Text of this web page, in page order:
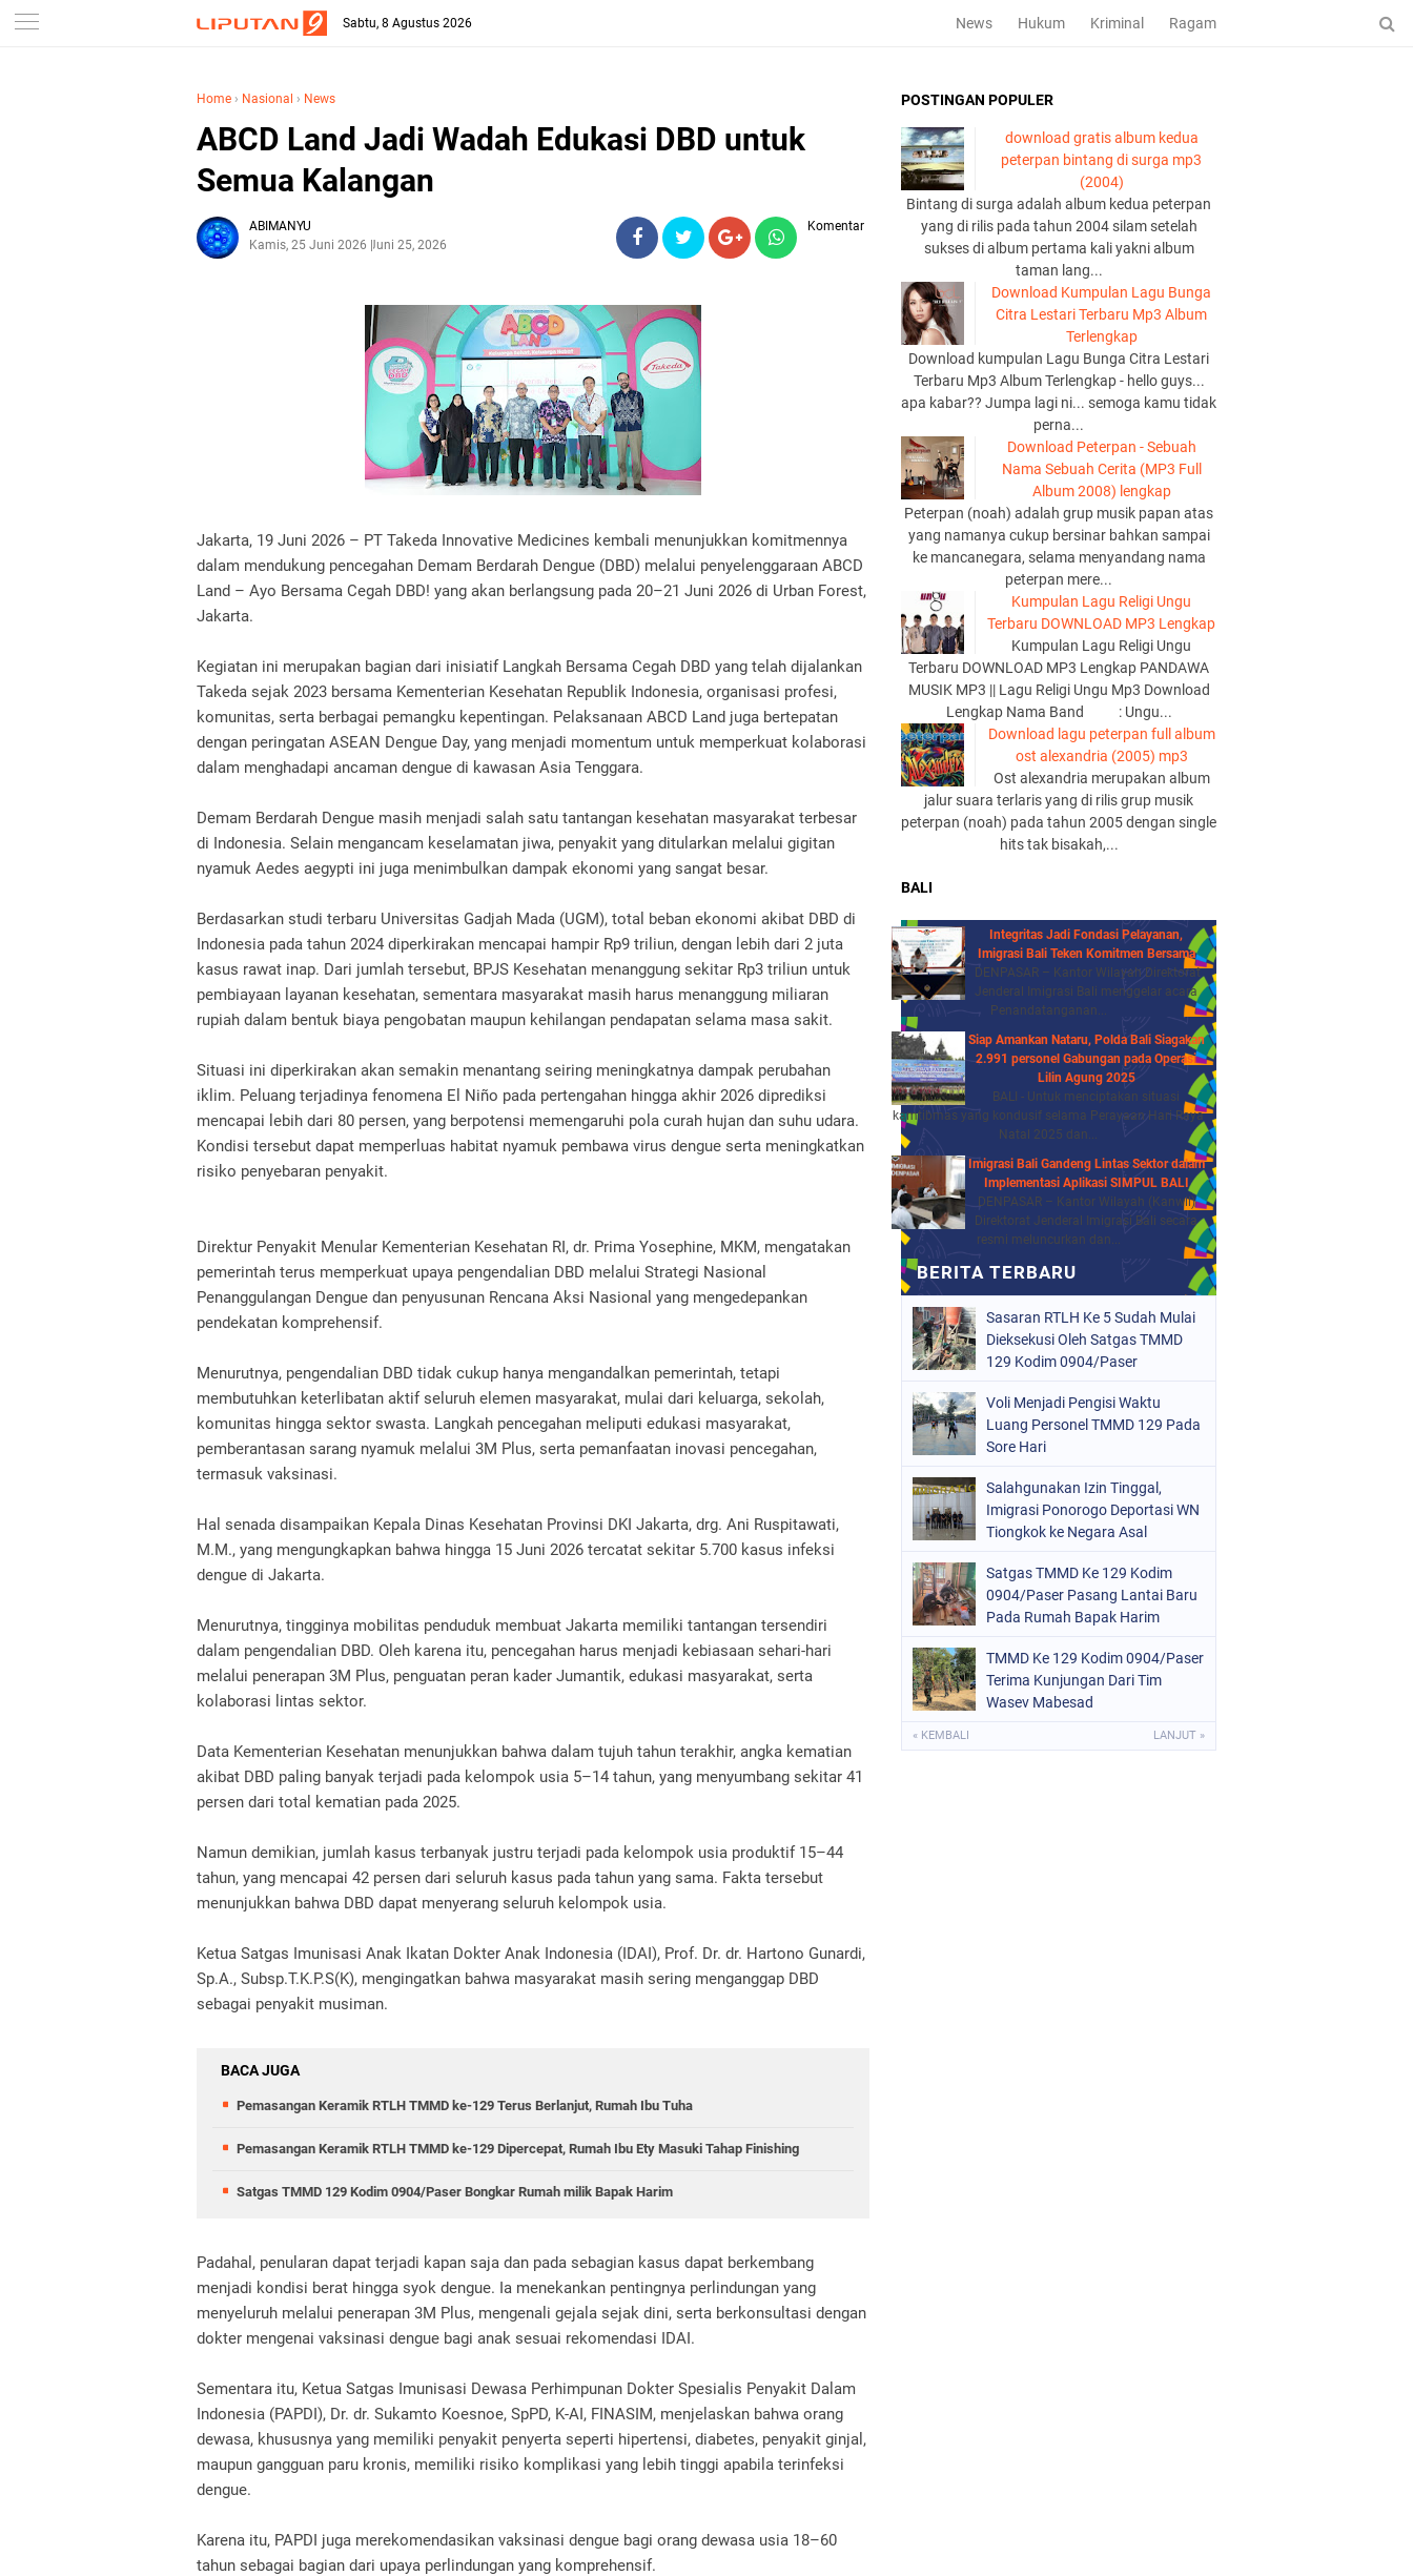
Sabtu, 8 Agustus 2026 News Hukum Kriminal Ragam
Home › Nasional › News
ABCD Land Jadi Wadah Edukasi DBD untuk
Semua Kalangan
ABIMANYU
Kamis, 25 Juni 2026 Juni 25, 2026
Komentar
Jakarta, 19 Juni 2026 – PT Takeda Innovative Medicines kembali menunjukkan komitmennya
dalam mendukung pencegahan Demam Berdarah Dengue (DBD) melalui penyelenggaraan ABCD
Land – Ayo Bersama Cegah DBD! yang akan berlangsung pada 20–21 Juni 2026 di Urban Forest,
Jakarta.
Kegiatan ini merupakan bagian dari inisiatif Langkah Bersama Cegah DBD yang telah dijalankan
Takeda sejak 2023 bersama Kementerian Kesehatan Republik Indonesia, organisasi profesi,
komunitas, serta berbagai pemangku kepentingan. Pelaksanaan ABCD Land juga bertepatan
dengan peringatan ASEAN Dengue Day, yang menjadi momentum untuk memperkuat kolaborasi
dalam menghadapi ancaman dengue di kawasan Asia Tenggara.
Demam Berdarah Dengue masih menjadi salah satu tantangan kesehatan masyarakat terbesar
di Indonesia. Selain mengancam keselamatan jiwa, penyakit yang ditularkan melalui gigitan
nyamuk Aedes aegypti ini juga menimbulkan dampak ekonomi yang sangat besar.
Berdasarkan studi terbaru Universitas Gadjah Mada (UGM), total beban ekonomi akibat DBD di
Indonesia pada tahun 2024 diperkirakan mencapai hampir Rp9 triliun, dengan lebih dari 2 juta
kasus rawat inap. Dari jumlah tersebut, BPJS Kesehatan menanggung sekitar Rp3 triliun untuk
pembiayaan layanan kesehatan, sementara masyarakat masih harus menanggung miliaran
rupiah dalam bentuk biaya pengobatan maupun kehilangan pendapatan selama masa sakit.
Situasi ini diperkirakan akan semakin menantang seiring meningkatnya dampak perubahan
iklim. Peluang terjadinya fenomena El Niño pada pertengahan hingga akhir 2026 diprediksi
mencapai lebih dari 80 persen, yang berpotensi memengaruhi pola curah hujan dan suhu udara.
Kondisi tersebut dapat memperluas habitat nyamuk pembawa virus dengue serta meningkatkan
risiko penyebaran penyakit.
Direktur Penyakit Menular Kementerian Kesehatan RI, dr. Prima Yosephine, MKM, mengatakan
pemerintah terus memperkuat upaya pengendalian DBD melalui Strategi Nasional
Penanggulangan Dengue dan penyusunan Rencana Aksi Nasional yang mengedepankan
pendekatan komprehensif.
Menurutnya, pengendalian DBD tidak cukup hanya mengandalkan pemerintah, tetapi
membutuhkan keterlibatan aktif seluruh elemen masyarakat, mulai dari keluarga, sekolah,
komunitas hingga sektor swasta. Langkah pencegahan meliputi edukasi masyarakat,
pemberantasan sarang nyamuk melalui 3M Plus, serta pemanfaatan inovasi pencegahan,
termasuk vaksinasi.
Hal senada disampaikan Kepala Dinas Kesehatan Provinsi DKI Jakarta, drg. Ani Ruspitawati,
M.M., yang mengungkapkan bahwa hingga 15 Juni 2026 tercatat sekitar 5.700 kasus infeksi
dengue di Jakarta.
Menurutnya, tingginya mobilitas penduduk membuat Jakarta memiliki tantangan tersendiri
dalam pengendalian DBD. Oleh karena itu, pencegahan harus menjadi kebiasaan sehari-hari
melalui penerapan 3M Plus, penguatan peran kader Jumantik, edukasi masyarakat, serta
kolaborasi lintas sektor.
Data Kementerian Kesehatan menunjukkan bahwa dalam tujuh tahun terakhir, angka kematian
akibat DBD paling banyak terjadi pada kelompok usia 5–14 tahun, yang menyumbang sekitar 41
persen dari total kematian pada 2025.
Namun demikian, jumlah kasus terbanyak justru terjadi pada kelompok usia produktif 15–44
tahun, yang mencapai 42 persen dari seluruh kasus pada tahun yang sama. Fakta tersebut
menunjukkan bahwa DBD dapat menyerang seluruh kelompok usia.
Ketua Satgas Imunisasi Anak Ikatan Dokter Anak Indonesia (IDAI), Prof. Dr. dr. Hartono Gunardi,
Sp.A., Subsp.T.K.P.S(K), mengingatkan bahwa masyarakat masih sering menganggap DBD
sebagai penyakit musiman.
BACA JUGA
Pemasangan Keramik RTLH TMMD ke-129 Terus Berlanjut, Rumah Ibu Tuha
Pemasangan Keramik RTLH TMMD ke-129 Dipercepat, Rumah Ibu Ety Masuki Tahap Finishing
Satgas TMMD 129 Kodim 0904/Paser Bongkar Rumah milik Bapak Harim
Padahal, penularan dapat terjadi kapan saja dan pada sebagian kasus dapat berkembang
menjadi kondisi berat hingga syok dengue. Ia menekankan pentingnya perlindungan yang
menyeluruh melalui penerapan 3M Plus, mengenali gejala sejak dini, serta berkonsultasi dengan
dokter mengenai vaksinasi dengue bagi anak sesuai rekomendasi IDAI.
Sementara itu, Ketua Satgas Imunisasi Dewasa Perhimpunan Dokter Spesialis Penyakit Dalam
Indonesia (PAPDI), Dr. dr. Sukamto Koesnoe, SpPD, K-AI, FINASIM, menjelaskan bahwa orang
dewasa, khususnya yang memiliki penyakit penyerta seperti hipertensi, diabetes, penyakit ginjal,
maupun gangguan paru kronis, memiliki risiko komplikasi yang lebih tinggi apabila terinfeksi
dengue.
Karena itu, PAPDI juga merekomendasikan vaksinasi dengue bagi orang dewasa usia 18–60
tahun sebagai bagian dari upaya perlindungan yang komprehensif.
POSTINGAN POPULER
download gratis album kedua
peterpan bintang di surga mp3
(2004)
Bintang di surga adalah album kedua peterpan
yang di rilis pada tahun 2004 silam setelah
sukses di album pertama kali yakni album
taman lang...
Download Kumpulan Lagu Bunga
Citra Lestari Terbaru Mp3 Album
Terlengkap
Download kumpulan Lagu Bunga Citra Lestari
Terbaru Mp3 Album Terlengkap - hello guys...
apa kabar?? Jumpa lagi ni... semoga kamu tidak
perna...
Download Peterpan - Sebuah
Nama Sebuah Cerita (MP3 Full
Album 2008) lengkap
Peterpan (noah) adalah grup musik papan atas
yang namanya cukup bersinar bahkan sampai
ke mancanegara, selama menyandang nama
peterpan mere...
Kumpulan Lagu Religi Ungu
Terbaru DOWNLOAD MP3 Lengkap
Kumpulan Lagu Religi Ungu
Terbaru DOWNLOAD MP3 Lengkap PANDAWA
MUSIK MP3 || Lagu Religi Ungu Mp3 Download
Lengkap Nama Band : Ungu...
Download lagu peterpan full album
ost alexandria (2005) mp3
Ost alexandria merupakan album
jalur suara terlaris yang di rilis grup musik
peterpan (noah) pada tahun 2005 dengan single
hits tak bisakah,...
BALI
Integritas Jadi Fondasi Pelayanan,
Imigrasi Bali Teken Komitmen Bersama
DENPASAR – Kantor Wilayah Direktorat
Jenderal Imigrasi Bali menggelar acara
Penandatanganan...
Siap Amankan Nataru, Polda Bali Siagakan
2.991 personel Gabungan pada Operasi
Lilin Agung 2025
BALI - Untuk menciptakan situasi
kamtibmas yang kondusif selama Perayaan Hari Raya
Natal 2025 dan...
Imigrasi Bali Gandeng Lintas Sektor dalam
Implementasi Aplikasi SIMPUL BALI
DENPASAR – Kantor Wilayah (Kanwil)
Direktorat Jenderal Imigrasi Bali secara
resmi meluncurkan dan...
Sasaran RTLH Ke 5 Sudah Mulai
Dieksekusi Oleh Satgas TMMD
129 Kodim 0904/Paser
Voli Menjadi Pengisi Waktu
Luang Personel TMMD 129 Pada
Sore Hari
Salahgunakan Izin Tinggal,
Imigrasi Ponorogo Deportasi WN
Tiongkok ke Negara Asal
Satgas TMMD Ke 129 Kodim
0904/Paser Pasang Lantai Baru
Pada Rumah Bapak Harim
TMMD Ke 129 Kodim 0904/Paser
Terima Kunjungan Dari Tim
Wasev Mabesad
« KEMBALI LANJUT »